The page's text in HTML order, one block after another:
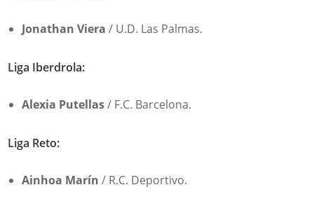
Jonathan Viera / U.D. Las Palmas.
Liga Iberdrola:
Alexia Putellas/ F.C. Barcelona.
Liga Reto:
Ainhoa Marín / R.C. Deportivo.